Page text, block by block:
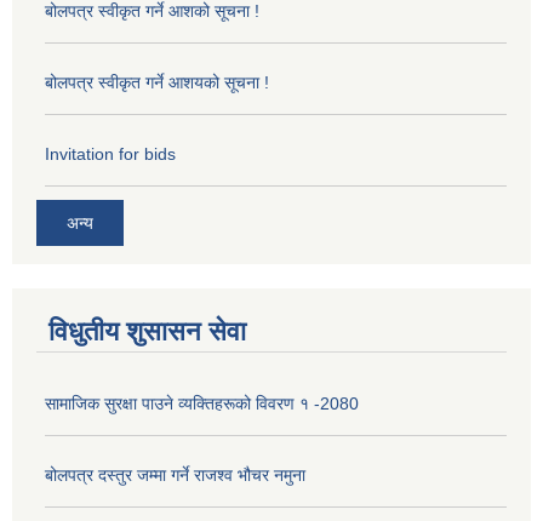
बोलपत्र स्वीकृत गर्ने आशको सूचना !
बोलपत्र स्वीकृत गर्ने आशयको सूचना !
Invitation for bids
अन्य
विधुतीय शुसासन सेवा
सामाजिक सुरक्षा पाउने व्यक्तिहरूको विवरण १ -2080
बोलपत्र दस्तुर जम्मा गर्ने राजश्व भौचर नमुना